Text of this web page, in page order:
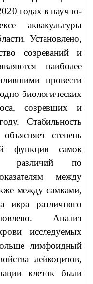
годах в научно-
аквакультуры
Установлено,
созреваний и
наиболее
провести
созревших и
Стабильность
степень
функции самок
различий по
между
между самками,
икра различного
Анализ
исследуемых
лимфоидный
лейкоцитов,
клеток были